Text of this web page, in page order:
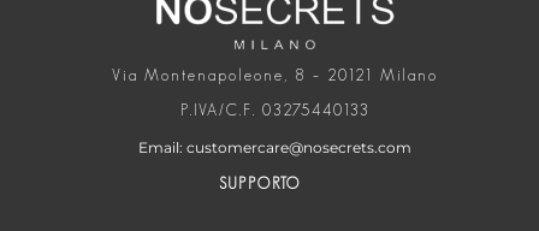
Via Montenapoleone, 8 – 20121 Milano
P.IVA/C.F. 03275440133
Email: customercare@nosecrets.com
SUPPORTO